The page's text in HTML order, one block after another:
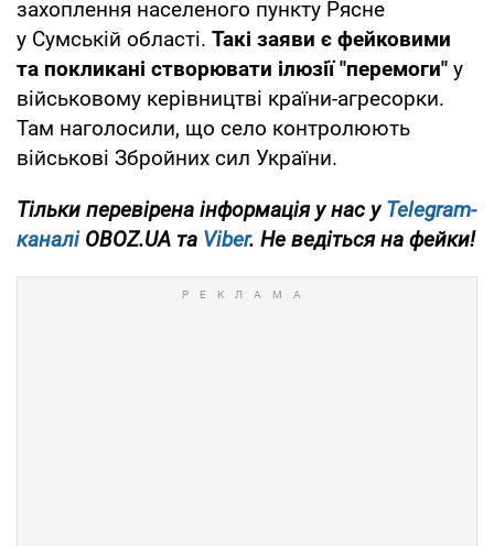
захоплення населеного пункту Рясне
у Сумській області. Такі заяви є фейковими
та покликані створювати ілюзії "перемоги" у
військовому керівництві країни-агресорки.
Там наголосили, що село контролюють
військові Збройних сил України.
Тільки перевірена інформація у нас уTelegram-
каналіOBOZ.UA та Viber. Не ведіться на фейки!